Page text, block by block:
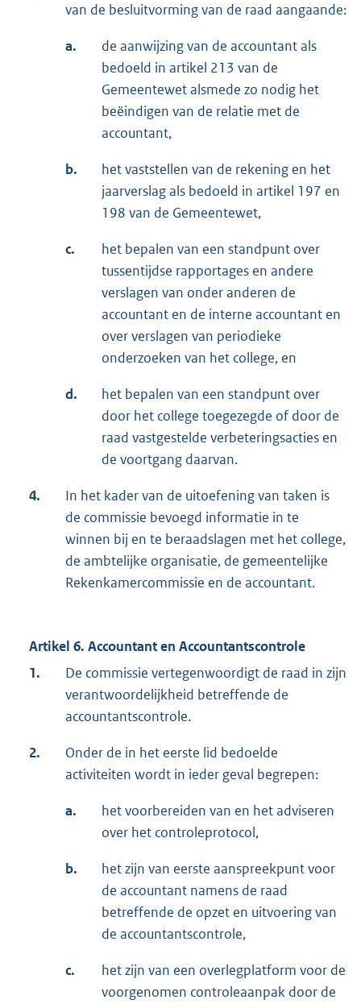
van de besluitvorming van de raad aangaande:
a.
de aanwijzing van de accountant als
bedoeld in artikel 213 van de
Gemeentewet alsmede zo nodig het
beëindigen van de relatie met de
accountant,
b.
het vaststellen van de rekening en het
jaarverslag als bedoeld in artikel 197 en
198 van de Gemeentewet,
c.
het bepalen van een standpunt over
tussentijdse rapportages en andere
verslagen van onder anderen de
accountant en de interne accountant en
over verslagen van periodieke
onderzoeken van het college, en
d.
het bepalen van een standpunt over
door het college toegezegde of door de
raad vastgestelde verbeteringsacties en
de voortgang daarvan.
4.
In het kader van de uitoefening van taken is
de commissie bevoegd informatie in te
winnen bij en te beraadslagen met het college,
de ambtelijke organisatie, de gemeentelijke
Rekenkamercommissie en de accountant.
Artikel 6. Accountant en Accountantscontrole
1.
De commissie vertegenwoordigt de raad in zijn
verantwoordelijkheid betreffende de
accountantscontrole.
2.
Onder de in het eerste lid bedoelde
activiteiten wordt in ieder geval begrepen:
a.
het voorbereiden van en het adviseren
over het controleprotocol,
b.
het zijn van eerste aanspreekpunt voor
de accountant namens de raad
betreffende de opzet en uitvoering van
de accountantscontrole,
c.
het zijn van een overlegplatform voor de
voorgenomen controleaanpak door de